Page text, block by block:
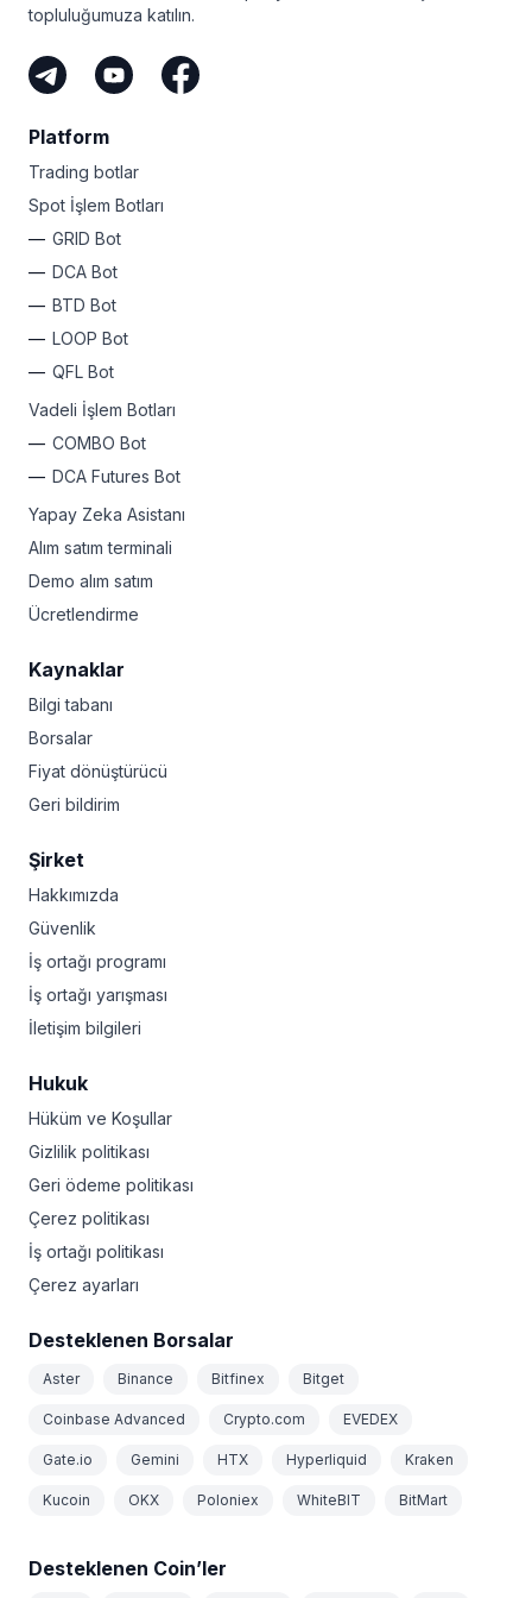
topluluğumuza katılın.
Platform
Trading botlar
Spot İşlem Botları
GRID Bot
DCA Bot
BTD Bot
LOOP Bot
QFL Bot
Vadeli İşlem Botları
COMBO Bot
DCA Futures Bot
Yapay Zeka Asistanı
Alım satım terminali
Demo alım satım
Ücretlendirme
Kaynaklar
Bilgi tabanı
Borsalar
Fiyat dönüştürücü
Geri bildirim
Şirket
Hakkımızda
Güvenlik
İş ortağı programı
İş ortağı yarışması
İletişim bilgileri
Hukuk
Hüküm ve Koşullar
Gizlilik politikası
Geri ödeme politikası
Çerez politikası
İş ortağı politikası
Çerez ayarları
Desteklenen Borsalar
Aster Binance Bitfinex Bitget
Coinbase Advanced Crypto.com EVEDEX
Gate.io Gemini HTX Hyperliquid Kraken
Kucoin OKX Poloniex WhiteBIT BitMart
Desteklenen Coin’ler